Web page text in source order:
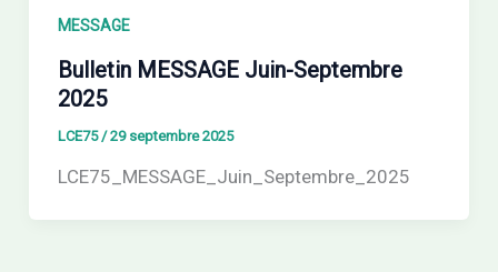
MESSAGE
Bulletin MESSAGE Juin-Septembre
2025
LCE75 /29 septembre 2025
LCE75_MESSAGE_Juin_Septembre_2025